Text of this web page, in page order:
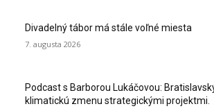
Divadelný tábor má stále voľné miesta
7. augusta 2026
Podcast s Barborou Lukáčovou:
klimatickú zmenu strategickými projektmi.